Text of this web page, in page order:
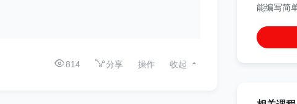
814 分享 操作 收起
能编写简